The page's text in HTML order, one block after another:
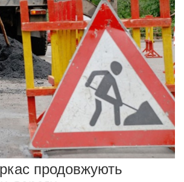
продовжують